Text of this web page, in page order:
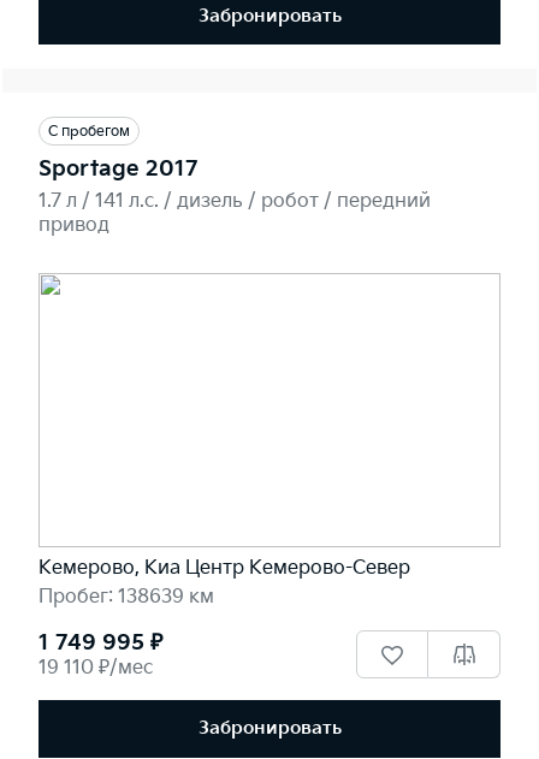
Забронировать
С пробегом
Sportage 2017
1.7 л / 141 л.c. / дизель / робот / передний
привод
Кемерово, Киа Центр Кемерово-Север
Пробег: 138639 км
1 749 995 ₽
19 110 ₽/мес
Забронировать